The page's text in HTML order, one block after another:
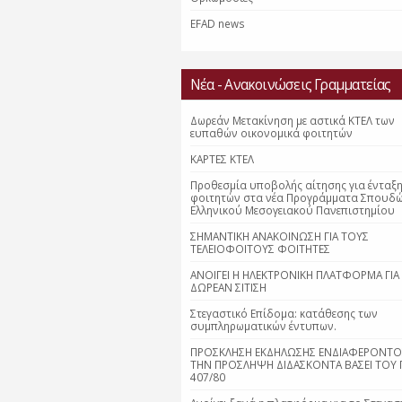
EFAD news
Νέα - Ανακοινώσεις Γραμματείας
Δωρεάν Μετακίνηση με αστικά ΚΤΕΛ των
ευπαθών οικονομικά φοιτητών
ΚΑΡΤΕΣ ΚΤΕΛ
Προθεσμία υποβολής αίτησης για ένταξη
φοιτητών στα νέα Προγράμματα
Ελληνικού Μεσογειακού Πανεπιστημίου
ΣΗΜΑΝΤΙΚΗ ΑΝΑΚΟΙΝΩΣΗ ΓΙΑ ΤΟΥΣ
ΤΕΛΕΙΟΦΟΙΤΟΥΣ ΦΟΙΤΗΤΕΣ
ΑΝΟΙΓΕΙ Η ΗΛΕΚΤΡΟΝΙΚΗ ΠΛΑΤΦΟΡΜΑ ΓΙΑ
ΔΩΡΕΑΝ ΣΙΤΙΣΗ
Στεγαστικό Επίδομα: κατάθεσης των
συμπληρωματικών έντυπων.
ΠΡΟΣΚΛΗΣΗ ΕΚΔΗΛΩΣΗΣ
ΤΗΝ ΠΡΟΣΛΗΨΗ ΔΙΔΑΣΚΟΝΤΑ ΒΑΣΕΙ ΤΟΥ
407/80